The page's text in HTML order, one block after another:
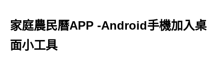
家庭農民曆APP -Android手機加入桌
面小工具